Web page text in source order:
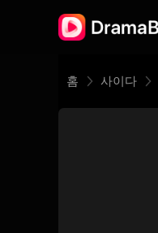
홈 사이다